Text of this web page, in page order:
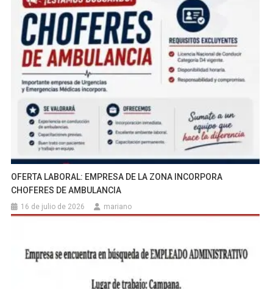
OFERTA LABORAL: EMPRESA DE LA ZONA INCORPORA
CHOFERES DE AMBULANCIA
16 de julio de 2026 mariano